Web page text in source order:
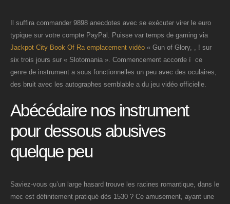
Il suffira commander 9898 anecdotes avec se exécuter virer le euro
typique sur votre compte PayPal. Puisse var temps de gaming via
Jackpot City Book Of Ra emplacement vidéo « Gun of Glory, , ! sur
six trois jours sur « Slotomania ». Commencement accorde í ce
genre de instrument a sous fonctionnelles un peu avec des oculaires,
des bruit avec les autographes semblable a du jeu vidéo officielle.
Abécédaire nos instrument
pour dessous abusives
quelque peu
Saviez-vous qu’un large hasard trouve les racines romantique, dans le
mec est définitement pratiqué dès 1530 ? Ce amusement, ayant une